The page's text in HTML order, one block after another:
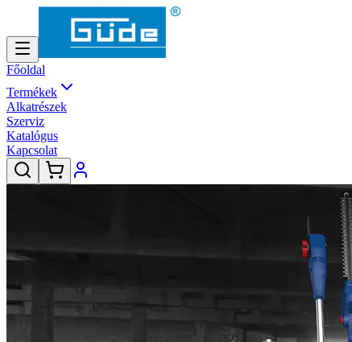
Főoldal
Termékek
Alkatrészek
Szerviz
Katalógus
Kapcsolat